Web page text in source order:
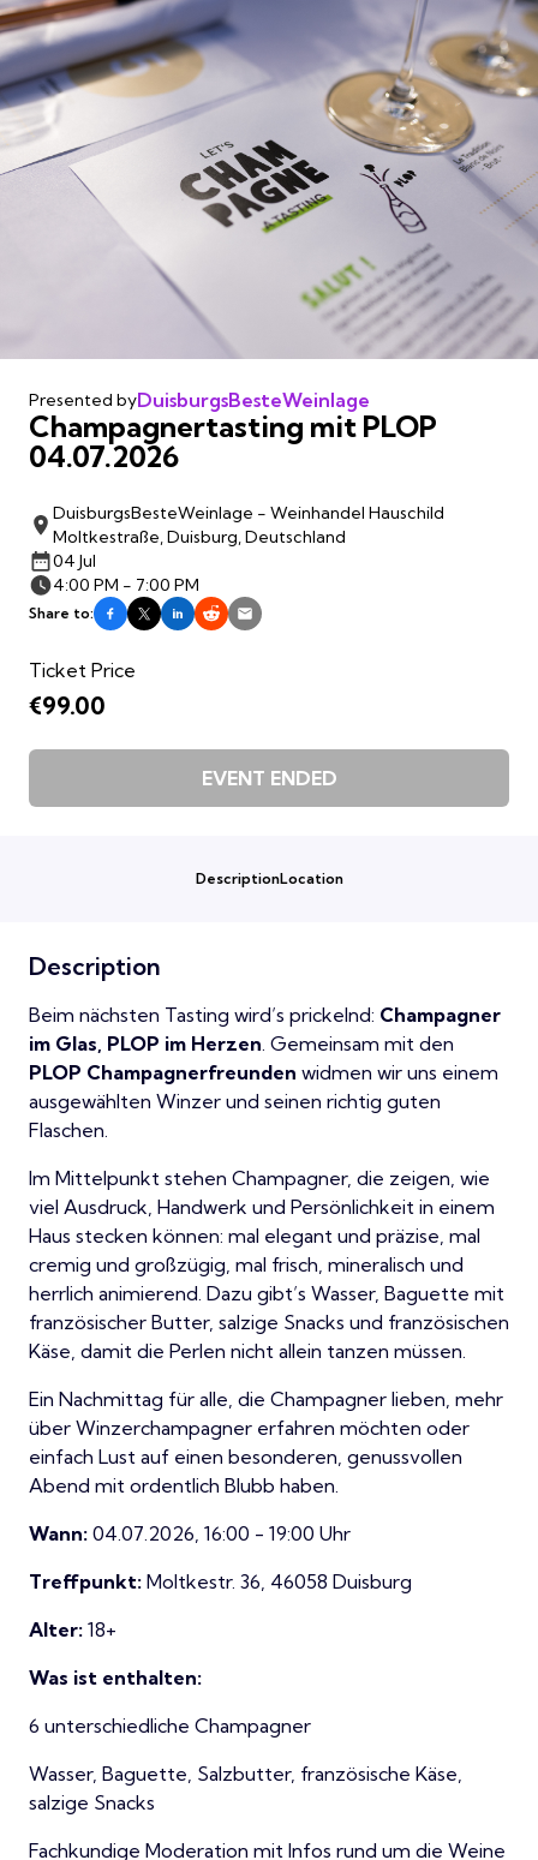
Presented byDuisburgsBesteWeinlage
Champagnertasting mit PLOP
04.07.2026
DuisburgsBesteWeinlage - Weinhandel Hauschild
Moltkestraße, Duisburg, Deutschland
04 Jul
4:00 PM - 7:00 PM
Share to:
Ticket Price
€99.00
EVENT ENDED
DescriptionLocation
Description
Beim nächsten Tasting wird’s prickelnd: Champagner
im Glas, PLOP im Herzen . Gemeinsam mit den
PLOP Champagnerfreunden widmen wir uns einem
ausgewählten Winzer und seinen richtig guten
Flaschen.
Im Mittelpunkt stehen Champagner, die zeigen, wie
viel Ausdruck, Handwerk und Persönlichkeit in einem
Haus stecken können: mal elegant und präzise, mal
cremig und großzügig, mal frisch, mineralisch und
herrlich animierend. Dazu gibt’s Wasser, Baguette mit
französischer Butter, salzige Snacks und französischen
Käse, damit die Perlen nicht allein tanzen müssen.
Ein Nachmittag für alle, die Champagner lieben, mehr
über Winzerchampagner erfahren möchten oder
einfach Lust auf einen besonderen, genussvollen
Abend mit ordentlich Blubb haben.
Wann: 04.07.2026, 16:00 - 19:00 Uhr
Treffpunkt: Moltkestr. 36, 46058 Duisburg
Alter: 18+
Was ist enthalten:
6 unterschiedliche Champagner
Wasser, Baguette, Salzbutter, französische Käse,
salzige Snacks
Fachkundige Moderation mit Infos rund um die Weine